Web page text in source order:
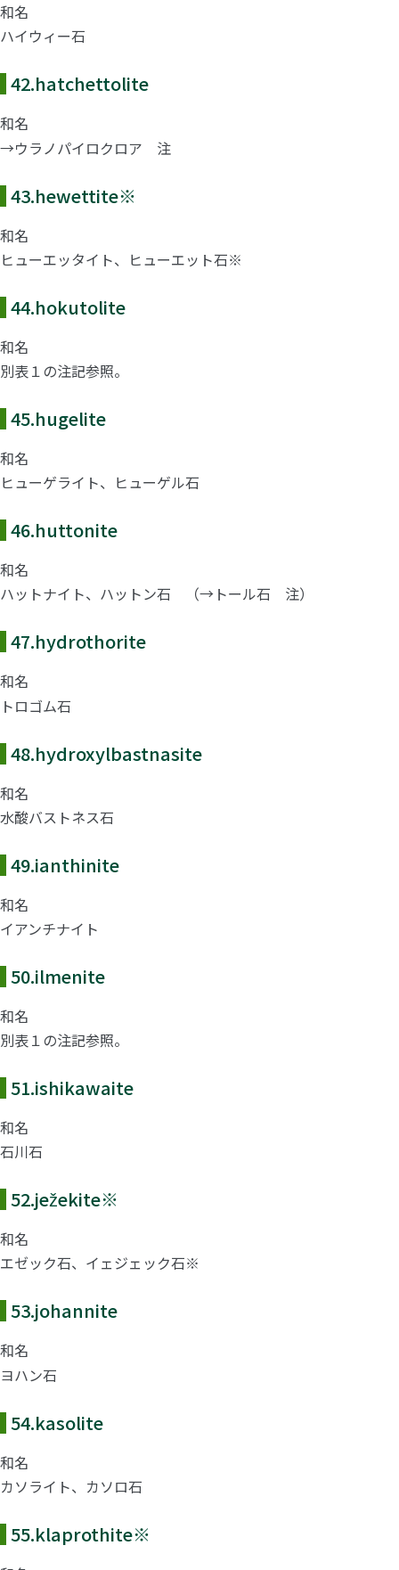
和名
ハイウィー石
42.hatchettolite
和名
→ウラノパイロクロア 注
43.hewettite※
和名
ヒューエッタイト、ヒューエット石※
44.hokutolite
和名
別表１の注記参照。
45.hugelite
和名
ヒューゲライト、ヒューゲル石
46.huttonite
和名
ハットナイト、ハットン石 （→トール石 注）
47.hydrothorite
和名
トロゴム石
48.hydroxylbastnasite
和名
水酸バストネス石
49.ianthinite
和名
イアンチナイト
50.ilmenite
和名
別表１の注記参照。
51.ishikawaite
和名
石川石
52.ježekite※
和名
エゼック石、イェジェック石※
53.johannite
和名
ヨハン石
54.kasolite
和名
カソライト、カソロ石
55.klaprothite※